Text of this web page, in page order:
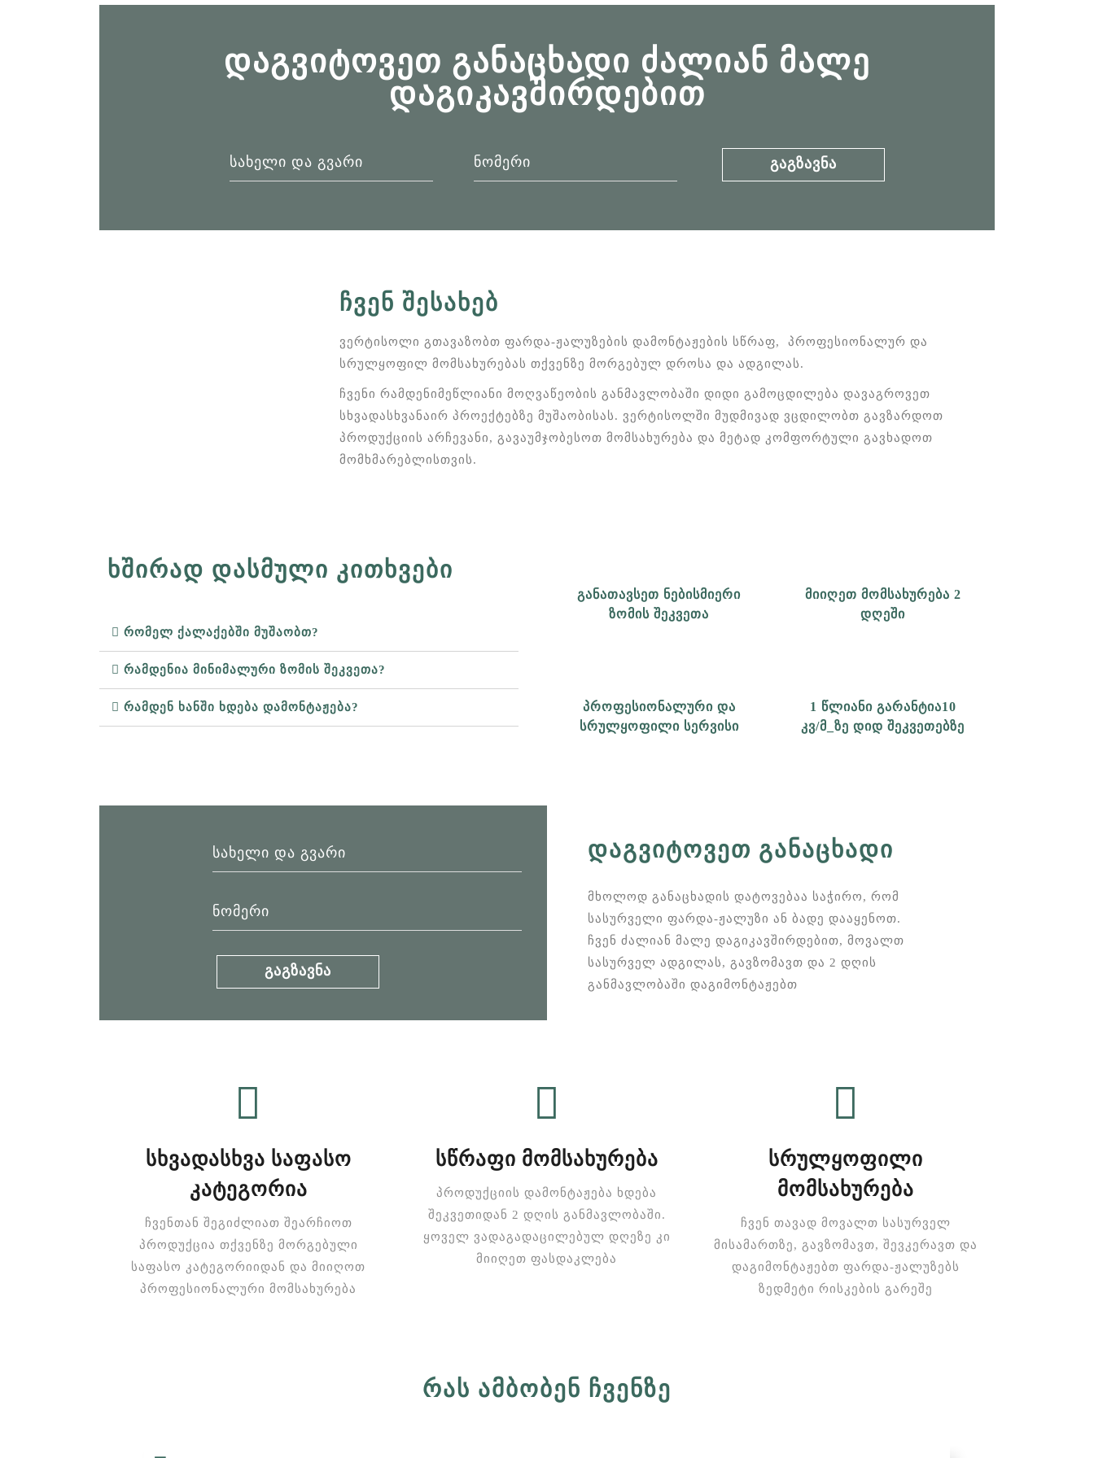
ᲓᲐᲒᲕᲘᲢᲝᲕᲔᲗ ᲒᲐᲜᲐᲪᲮᲐᲓᲘ ᲫᲐᲚᲘᲐᲜ ᲛᲐᲚᲔ
ᲓᲐᲒᲘᲙᲐᲕᲨᲘᲠᲓᲔᲑᲘᲗ
Გაგზავნა
ᲩᲕᲔᲜ ᲨᲔᲡᲐᲮᲔᲑ
ვერტისოლი გთავაზობთ ფარდა-ჟალუზების დამონტაჟების სწრაფ, პროფესიონალურ და
სრულყოფილ მომსახურებას თქვენზე მორგებულ დროსა და ადგილას.
ჩვენი რამდენიმეწლიანი მოღვაწეობის განმავლობაში დიდი გამოცდილება დავაგროვეთ
სხვადასხვანაირ პროექტებზე მუშაობისას. ვერტისოლში მუდმივად ვცდილობთ გავზარდოთ
პროდუქციის არჩევანი, გავაუმჯობესოთ მომსახურება და მეტად კომფორტული გავხადოთ
მომხმარებლისთვის.
ᲮᲨᲘᲠᲐᲓ ᲓᲐᲡᲛᲣᲚᲘ ᲙᲘᲗᲮᲕᲔᲑᲘ
რომელ ქალაქებში მუშაობთ?
რამდენია მინიმალური ზომის შეკვეთა?
რამდენ ხანში ხდება დამონტაჟება?
ᲒᲐᲜᲐᲗᲐᲕᲡᲔᲗ ᲜᲔᲑᲘᲡᲛᲘᲔᲠᲘ
ᲖᲝᲛᲘᲡ ᲨᲔᲙᲕᲔᲗᲐ
ᲛᲘᲘᲦᲔᲗ ᲛᲝᲛᲡᲐᲮᲣᲠᲔᲑᲐ 2
ᲓᲦᲔᲨᲘ
ᲞᲠᲝᲤᲔᲡᲘᲝᲜᲐᲚᲣᲠᲘ ᲓᲐ
ᲡᲠᲣᲚᲧᲝᲤᲘᲚᲘ ᲡᲔᲠᲕᲘᲡᲘ
1 ᲬᲚᲘᲐᲜᲘ ᲒᲐᲠᲐᲜᲢᲘᲐ10
ᲙᲕ/Მ_ᲖᲔ ᲓᲘᲓ ᲨᲔᲙᲕᲔᲗᲔᲑᲖᲔ
Გაგზავნა
ᲓᲐᲒᲕᲘᲢᲝᲕᲔᲗ ᲒᲐᲜᲐᲪᲮᲐᲓᲘ
მხოლოდ განაცხადის დატოვებაა საჭირო, რომ
სასურველი ფარდა-ჟალუზი ან ბადე დააყენოთ.
ჩვენ ძალიან მალე დაგიკავშირდებით, მოვალთ
სასურველ ადგილას, გავზომავთ და 2 დღის
განმავლობაში დაგიმონტაჟებთ
ᲡᲮᲕᲐᲓᲐᲡᲮᲕᲐ ᲡᲐᲤᲐᲡᲝ
ᲙᲐᲢᲔᲒᲝᲠᲘᲐ
ჩვენთან შეგიძლიათ შეარჩიოთ
პროდუქცია თქვენზე მორგებული
საფასო კატეგორიიდან და მიიღოთ
პროფესიონალური მომსახურება
ᲡᲬᲠᲐᲤᲘ ᲛᲝᲛᲡᲐᲮᲣᲠᲔᲑᲐ
პროდუქციის დამონტაჟება ხდება
შეკვეთიდან 2 დღის განმავლობაში.
ყოველ ვადაგადაცილებულ დღეზე კი
მიიღეთ ფასდაკლება
ᲡᲠᲣᲚᲧᲝᲤᲘᲚᲘ
ᲛᲝᲛᲡᲐᲮᲣᲠᲔᲑᲐ
ჩვენ თავად მოვალთ სასურველ
მისამართზე, გავზომავთ, შევკერავთ და
დაგიმონტაჟებთ ფარდა-ჟალუზებს
ზედმეტი რისკების გარეშე
ᲠᲐᲡ ᲐᲛᲑᲝᲑᲔᲜ ᲩᲕᲔᲜᲖᲔ